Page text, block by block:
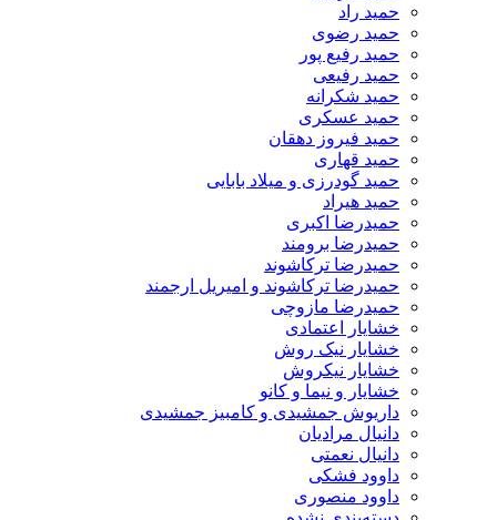
حمید راد
حمید رضوی
حمید رفیع پور
حمید رفیعی
حمید شکرانه
حمید عسکری
حمید فیروز دهقان
حمید قهاری
حمید گودرزی و میلاد بابایی
حمید هیراد
حمیدرضا اکبری
حمیدرضا برومند
حمیدرضا ترکاشوند
حمیدرضا ترکاشوند و امیریل ارجمند
حمیدرضا مازوچی
خشایار اعتمادی
خشایار نیک روش
خشایار نیکروش
خشایار و نیما و کانو
داریوش جمشیدی و کامبیز جمشیدی
دانیال مرادیان
دانیال نعمتی
داوود فشکی
داوود منصوری